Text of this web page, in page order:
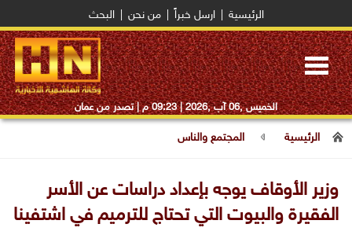
الرئيسية ارسل خبراً من نحن البحث
Toggle
navigation
الخميس ,06 آب ,2026 | 09:23 م | تصدر من عمان
الرئيسية المجتمع والناس
وزير الأوقاف يوجه بإعداد دراسات عن الأسر
الفقيرة والبيوت التي تحتاج للترميم في اشتفينا